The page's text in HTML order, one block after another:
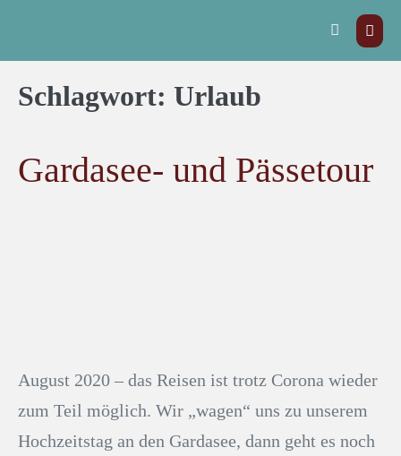
Schlagwort: Urlaub
Gardasee- und Pässetour
August 2020 – das Reisen ist trotz Corona wieder
zum Teil möglich. Wir „wagen“ uns zu unserem
Hochzeitstag an den Gardasee, dann geht es noch